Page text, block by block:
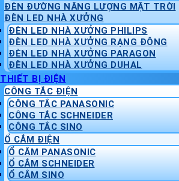
ĐÈN ĐƯỜNG NĂNG LƯỢNG MẶT TRỜI
ĐÈN LED NHÀ XƯỞNG
ĐÈN LED NHÀ XƯỞNG PHILIPS
ĐÈN LED NHÀ XƯỞNG RẠNG ĐÔNG
ĐÈN LED NHÀ XƯỞNG PARAGON
ĐÈN LED NHÀ XƯỞNG DUHAL
THIẾT BỊ ĐIỆN
CÔNG TẮC ĐIỆN
CÔNG TẮC PANASONIC
CÔNG TẮC SCHNEIDER
CÔNG TẮC SINO
Ổ CẮM ĐIỆN
Ổ CẮM PANASONIC
Ổ CẮM SCHNEIDER
Ổ CẮM SINO